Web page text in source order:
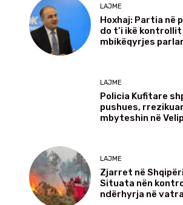
LAJME
Hoxhaj: Partia në
do t’i ikë kontrollit
mbikëqyrjes
LAJME
Policia Kufitare
pushues,
mbyteshin në
LAJME
Zjarret në
Situata nën
ndërhyrja në